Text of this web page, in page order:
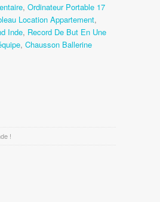
, Ordinateur Portable 17
Location Appartement,
Inde, Record De But En Une
, Chausson Ballerine
!